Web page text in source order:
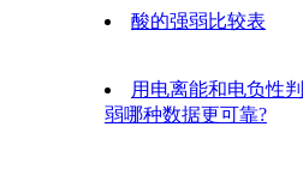
酸的强弱比较表
用电离能和电负性
弱哪种数据更可靠?